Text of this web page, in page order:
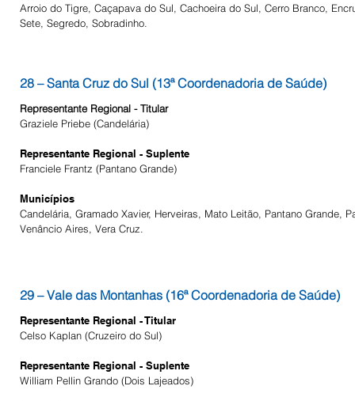
Arroio do Tigre, Caçapava do Sul, Cachoeira do Sul, Cerro Branco,
Sete, Segredo, Sobradinho.
28 – Santa Cruz do Sul (13ª Coordenadoria de Saúde)
Representante Regional - Titular
Graziele Priebe (Candelária)
Representante Regional - Suplente
Franciele Frantz (Pantano Grande)
Municípios
Candelária, Gramado Xavier, Herveiras, Mato Leitão, Pantano Grande,
Venâncio Aires, Vera Cruz.
29 – Vale das Montanhas (16ª Coordenadoria de Saúde)
Representante Regional - Titular
Celso Kaplan (Cruzeiro do Sul)
Representante Regional - Suplente
William Pellin Grando (Dois Lajeados)